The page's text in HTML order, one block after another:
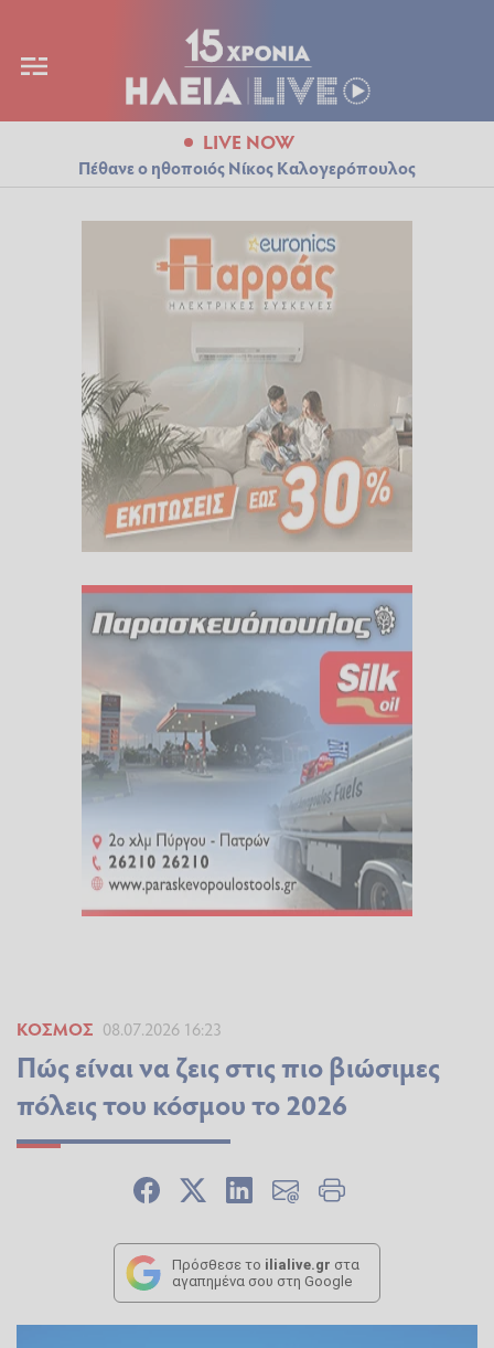
LIVE NOW
Πέθανε ο ηθοποιός Νίκος Καλογερόπουλος
ΚΌΣΜΟΣ 08.07.2026 16:23
Πώς είναι να ζεις στις πιο βιώσιμες
πόλεις του κόσμου το 2026
Πρόσθεσε το ilialive.gr στα
αγαπημένα σου στη Google